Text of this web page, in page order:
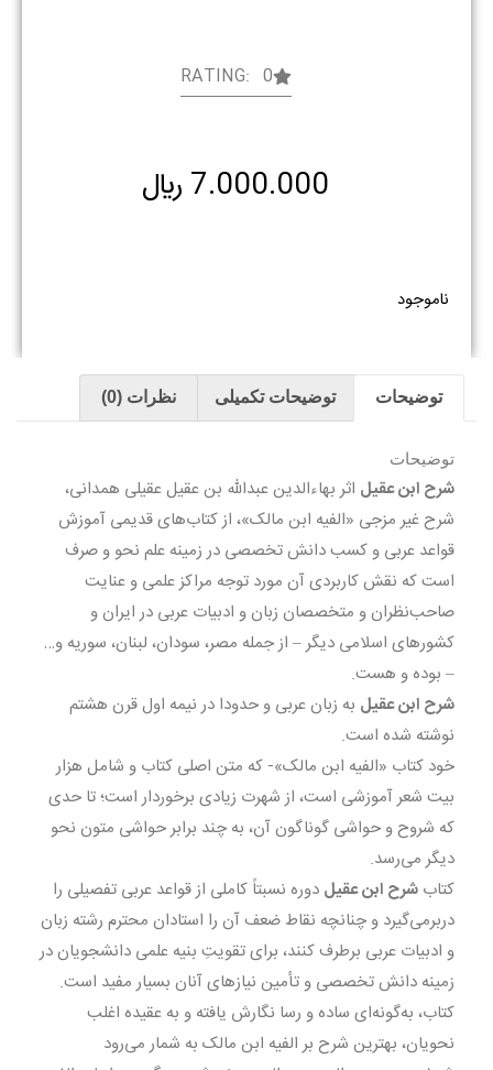
RATING: 0
7.000.000 ﷼
ناموجود
توضیحات توضیحات تکمیلی نظرات (0)
توضیحات
شرح ابن عقیل اثر بهاءالدین عبدالله بن عقیل عقیلى همدانى،
شرح غیر مزجى «الفیه ابن مالک»، از کتاب‌هاى قدیمى آموزش
قواعد عربى و کسب دانش تخصصى در زمینه علم نحو و صرف
است که نقش کاربردى آن مورد توجه مراکز علمى و عنایت
صاحب‌نظران و متخصصان زبان و ادبیات عربى در ایران و
کشورهاى اسلامى دیگر – از جمله مصر، سودان، لبنان، سوریه و…
– بوده و هست.
شرح ابن عقیل به زبان عربى و حدودا در نیمه اول قرن هشتم
نوشته شده است.
خود کتاب «الفیه ابن مالک»- که متن اصلى کتاب و شامل هزار
بیت شعر آموزشى است، از شهرت زیادى برخوردار است؛ تا حدى
که شروح و حواشى گوناگون آن، به چند برابر حواشى متون نحو
دیگر مى‌رسد.
کتاب شرح ابن عقیل دوره نسبتاً کاملى از قواعد عربى تفصیلى را
دربرمى‌گیرد و چنانچه نقاط ضعف آن را استادان محترم رشته زبان
و ادبیات عربى برطرف کنند، براى تقویتِ بنیه علمى دانشجویان در
زمینه دانش تخصصى و تأمین نیازهاى آنان بسیار مفید است.
کتاب، به‌گونه‌اى ساده و رسا نگارش یافته و به عقیده اغلب
نحویان، بهترین شرح بر الفیه ابن مالک به شمار مى‌رود